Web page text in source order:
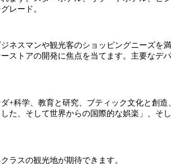
レード。
ネスマンや観光客のショッピングニーズ
ストアの開発に焦点を当てます。主要な
+科学、教育と研究、ブティック文化と創
た、そして世界からの国際的な娯楽」、
ラスの観光地が期待できます。